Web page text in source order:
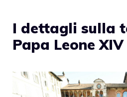
I dettagli sulla
Papa Leone